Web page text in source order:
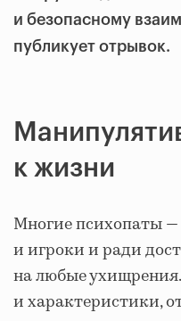
и безопасному
публикует отрывок.
к жизни
Многие психопаты
и игроки и ради
на любые
и характеристики,